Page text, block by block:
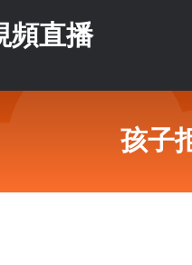
頻直播
孩子